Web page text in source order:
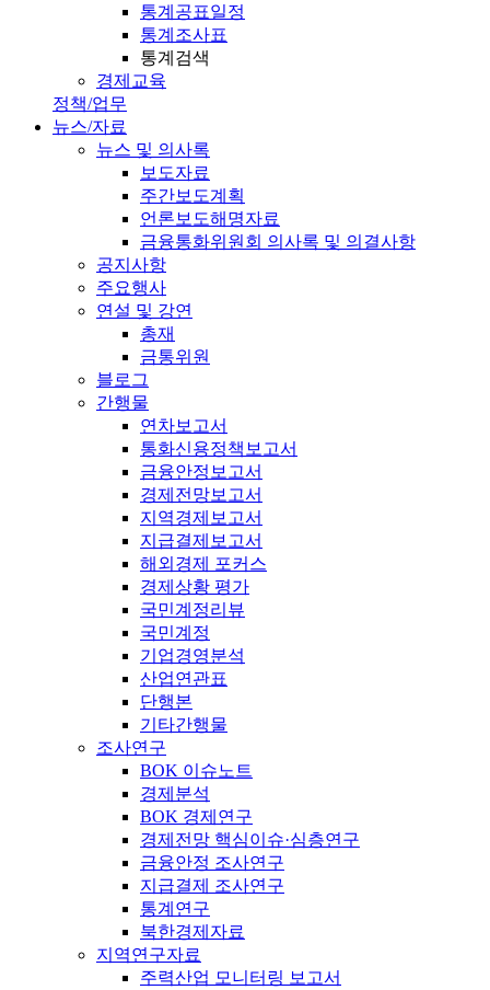
통계공표일정
통계조사표
통계검색
경제교육
정책/업무
뉴스/자료
뉴스 및 의사록
보도자료
주간보도계획
언론보도해명자료
금융통화위원회 의사록 및 의결사항
공지사항
주요행사
연설 및 강연
총재
금통위원
블로그
간행물
연차보고서
통화신용정책보고서
금융안정보고서
경제전망보고서
지역경제보고서
지급결제보고서
해외경제 포커스
경제상황 평가
국민계정리뷰
국민계정
기업경영분석
산업연관표
단행본
기타간행물
조사연구
BOK 이슈노트
경제분석
BOK 경제연구
경제전망 핵심이슈·심층연구
금융안정 조사연구
지급결제 조사연구
통계연구
북한경제자료
지역연구자료
주력산업 모니터링 보고서